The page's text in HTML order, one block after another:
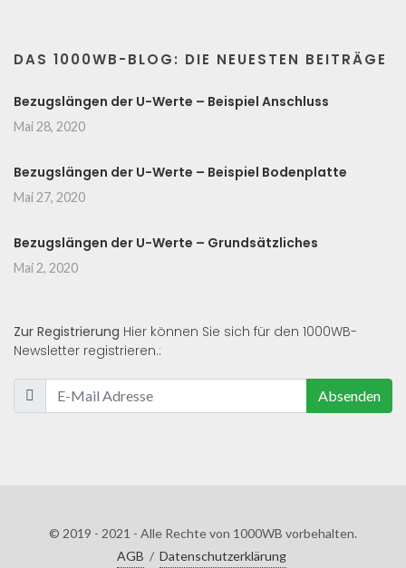
DAS 1000WB-BLOG: DIE NEUESTEN BEITRÄGE
Bezugslängen der U-Werte – Beispiel Anschluss
Mai 28, 2020
Bezugslängen der U-Werte – Beispiel Bodenplatte
Mai 27, 2020
Bezugslängen der U-Werte – Grundsätzliches
Mai 2, 2020
Zur Registrierung Hier können Sie sich für den 1000WB-
Newsletter registrieren.:
Absenden
© 2019 - 2021 - Alle Rechte von 1000WB vorbehalten.
AGB / Datenschutzerklärung